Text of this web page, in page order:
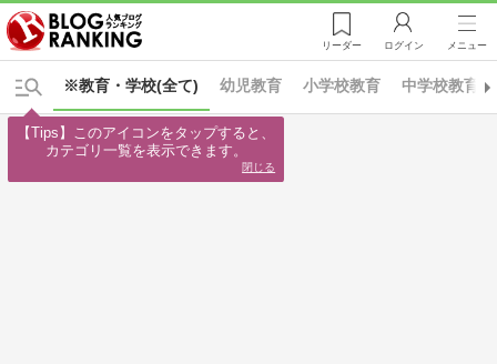
リーダー ログイン メニュー
※教育・学校(全て) 幼児教育 小学校教育 中学校教育
【Tips】このアイコンをタップすると、
カテゴリ一覧を表示できます。
閉じる